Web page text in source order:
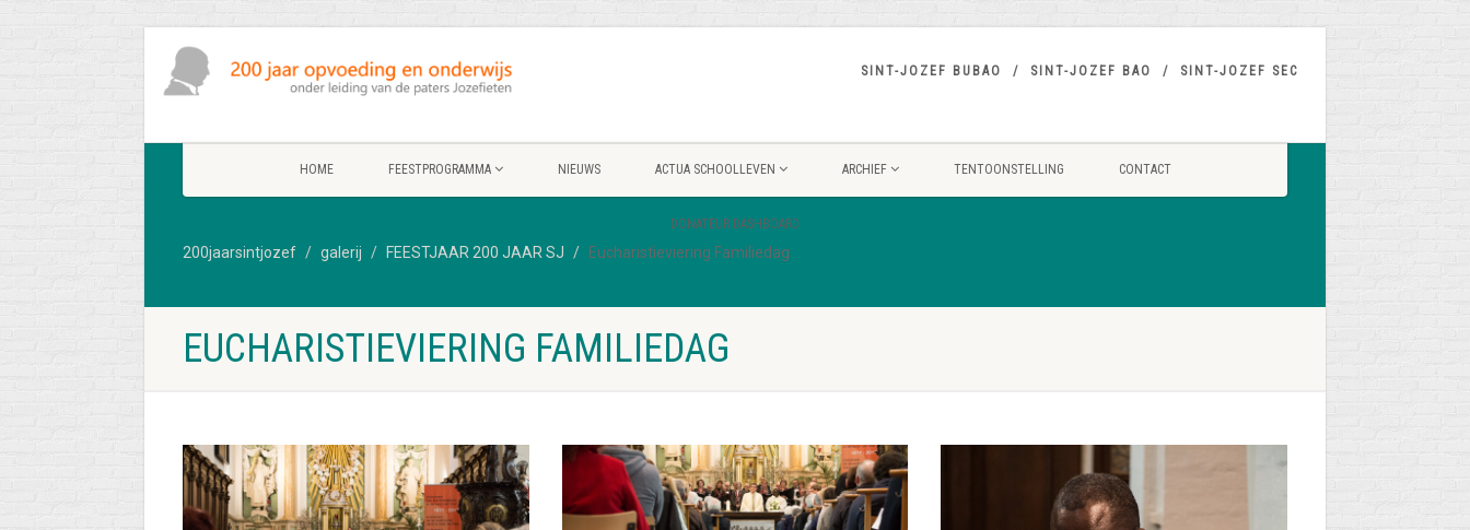
SINT-JOZEF BUBAO SINT-JOZEF BAO SINT-JOZEF SEC
HOME FEESTPROGRAMMA NIEUWS ACTUA SCHOOLLEVEN ARCHIEF TENTOONSTELLING CONTACT
DONATEUR DASHBOARD
200jaarsintjozef galerij FEESTJAAR 200 JAAR SJ Eucharistieviering Familiedag
EUCHARISTIEVIERING FAMILIEDAG